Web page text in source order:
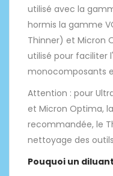
utilisé avec la
hormis la gamme
Thinner) et Micron
utilisé pour faciliter
monocomposants
Attention : pour
et Micron Optima,
recommandée, le
nettoyage des
Pouquoi un